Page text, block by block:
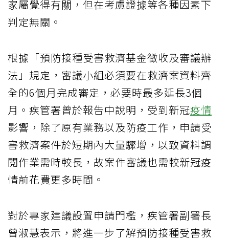
家屬覺得有關，但在考慮證據等各種因素下
判定無關。
根據「預防接種受害救濟基金徵收及審議辦
法」規定，審議小組必須要在救濟案資料齊
全的6個月完成審定，必要時最多延長3個
月。疾管署曾於報告中說明，受到新冠疫情
影響，除了原有業務以及防疫工作，申請受
害救濟案件於短期內大量驟增，以致資料調
閱作業需時較長，故案件審議也需較新冠疫
情前花費更多時間。
對於專家建議設置申請門檻，疾管署副署長
曾淑慧表示，將進一步了解預防接種受害救